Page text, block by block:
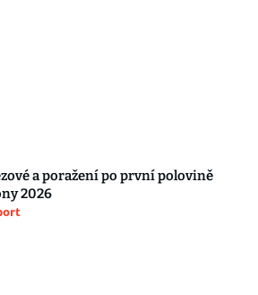
a poražení po první polovině
2026